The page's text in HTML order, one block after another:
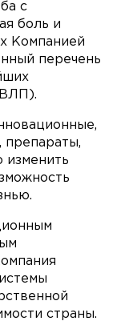
с
боль и
Компанией
перечень
препараты,
изменить
страны.